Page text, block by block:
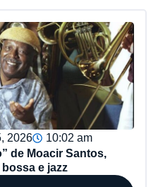
2026
10:02 am
de Moacir Santos,
e jazz